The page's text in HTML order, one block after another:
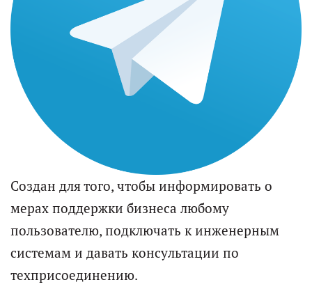
Создан для того, чтобы информировать о
мерах поддержки бизнеса любому
пользователю, подключать к инженерным
системам и давать консультации по
техприсоединению.